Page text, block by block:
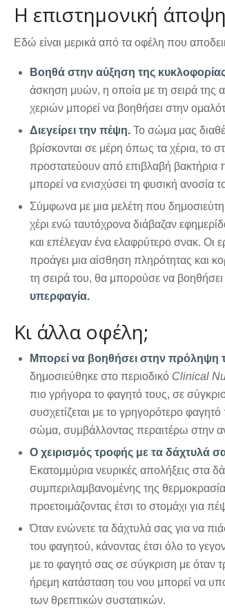
Η επιστημονική
Εδώ είναι μερικά από τα οφέλη που
Βοηθά στην αύξηση της
άσκηση μυών, η οποία με τη σειρά της
χεριών μπορεί να βοηθήσει στην
Διεγείρει την πέψη.Το σώμα μας
βρίσκονται σε μέρη όπως τα χέρια, το
προστατεύουν από επιβλαβή βακτήρια
μπορεί να ενισχύσει τη φυσική ανοσία
Σύμφωνα με μια μελέτη που
χέρι ενώ ταυτόχρονα διάβαζαν
και επέλεγαν ένα ελαφρύτερο σνακ. Οι
προάγει μια αίσθηση πληρότητας και
τη σειρά του, θα μπορούσε να βοηθήσει
υπερφαγία.
Κι άλλα οφέλη;
Μπορεί να βοηθήσει στην πρόληψη
δημοσιεύθηκε στο περιοδικό Clinical
πιο γρήγορα το φαγητό τους, σε
συσχετίζεται με το γρηγορότερο
σώμα, συμβάλλοντας περαιτέρω στην
Ο χειρισμός τροφής με τα δάχτυλά
Εκατομμύρια νευρικές απολήξεις στα
συμπεριλαμβανομένης της
προετοιμάζοντας έτσι το στομάχι για
Όταν ενώνετε τα δάχτυλά σας για να
του φαγητού, κάνοντας έτσι όλο το
με το φαγητό σας σε σύγκριση με όταν
ήρεμη κατάσταση του νου μπορεί να
των θρεπτικών συστατικών.